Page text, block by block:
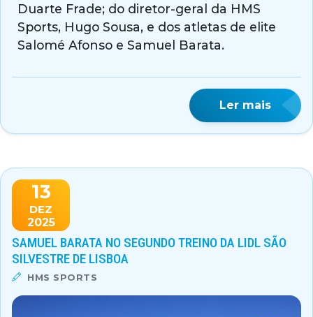
Duarte Frade; do diretor-geral da HMS
Sports, Hugo Sousa, e dos atletas de elite
Salomé Afonso e Samuel Barata.
Ler mais
13
DEZ
2025
SAMUEL BARATA NO SEGUNDO TREINO DA LIDL SÃO
SILVESTRE DE LISBOA
HMS SPORTS